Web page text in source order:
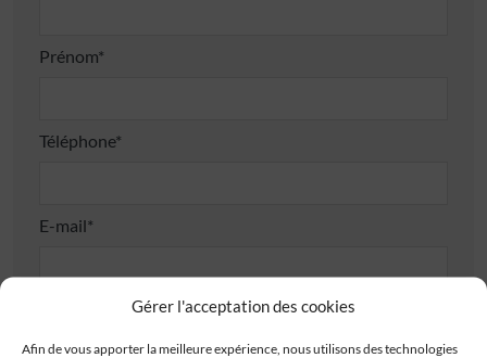
Gérer l'acceptation des cookies
Afin de vous apporter la meilleure expérience, nous utilisons des technologies
Prénom*
Téléphone*
E-mail*